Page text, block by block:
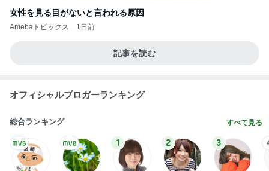
女性を見る目がないと言われる原因
Amebaトピックス 1日前
記事を読む
オフィシャルブロガーランキング
総合ランキング すべて見る
1 2 3